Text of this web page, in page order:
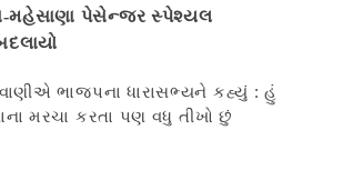
મહેસાણા પેસેન્જર સ્પેશ્યલ